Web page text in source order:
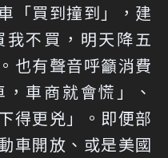
「買到撞到」，建
不買，明天降五
也有聲音呼籲消費
車商就會慌」、
得更兇」。即便部
車開放、或是美國